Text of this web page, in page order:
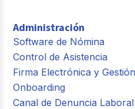
Administración
Software de Nómina
Control de Asistencia
Firma Electrónica y
Onboarding
Canal de Denuncia Laboral